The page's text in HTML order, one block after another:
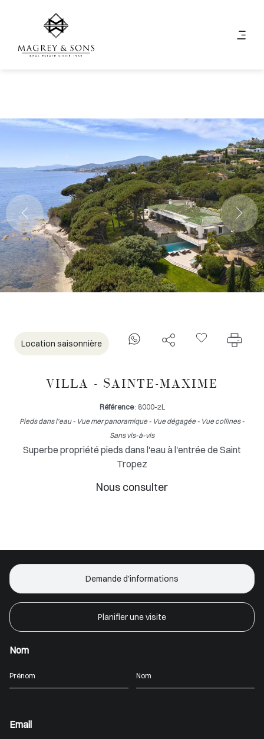
Location saisonnière
VILLA - SAINTE-MAXIME
Référence: 8000-2L
Pieds dans l'eau - Vue mer panoramique - Vue dégagée - Vue collines -
Sans vis-à-vis
Superbe propriété pieds dans l'eau à l'entrée de Saint
Tropez
Nous consulter
Demande d'informations
Planifier une visite
Nom
Email